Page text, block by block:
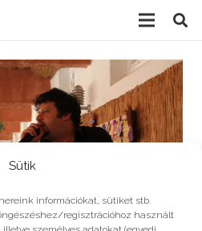
Sütik
információkat, sütiket stb.
regisztrációhoz használt